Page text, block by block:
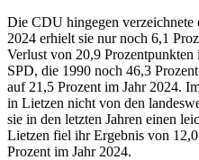
Die CDU hingegen
2024 erhielt sie nur noch 6,1
Verlust von 20,9
SPD, die 1990 noch 46,3
auf 21,5 Prozent im Jahr 2024.
in Lietzen nicht von den
sie in den letzten Jahren einen
Lietzen fiel ihr Ergebnis von
Prozent im Jahr 2024.